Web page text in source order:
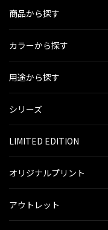
商品から探す
カラーから探す
用途から探す
シリーズ
LIMITED EDITION
オリジナルプリント
アウトレット